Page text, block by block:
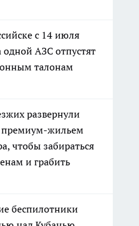
с 14 июля
одной АЗС отпустят
талонам
развернули
премиум-жильем
чтобы забираться
и грабить
беспилотники